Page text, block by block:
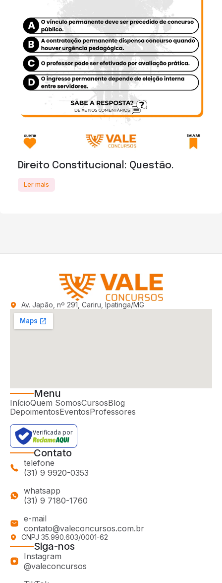
Direito Constitucional: Questão.
Ler mais
Av. Japão, nº 291, Cariru, Ipatinga/MG
Menu
InícioQuem SomosCursosBlog
DepoimentosEventosProfessores
Verificada por
Contato
telefone
(31) 9 9920-0353
whatsapp
(31) 9 7180-1760
e-mail
contato@valeconcursos.com.br
CNPJ 35.990.603/0001-62
Siga-nos
Instagram
@valeconcursos